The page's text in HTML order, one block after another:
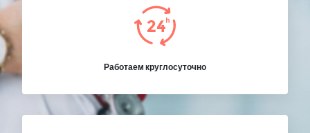
Работаем круглосуточно